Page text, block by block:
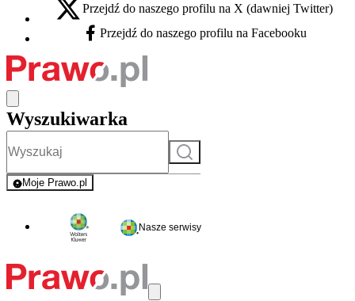
X - otwiera się w nowej karcie
Przejdź do naszego profilu na X (dawniej Twitter)
Facebook - otwiera się w nowej karcie
Przejdź do naszego profilu na Facebooku
Wyszukiwarka
Szukaj
Moje Prawo.pl
- rejestracja i logowanie do serwisu
Nasze serwisy